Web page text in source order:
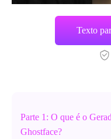
Texto
Parte 1: O que é o
Ghostface?